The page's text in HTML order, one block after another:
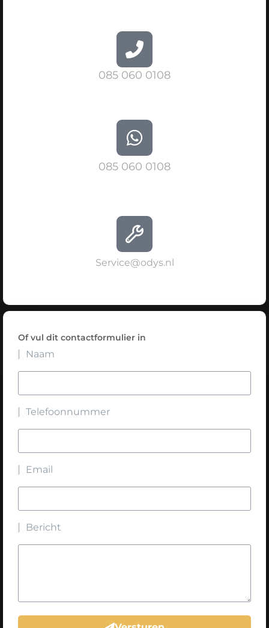
085 060 0108
085 060 0108
Service@odys.nl
Of vul dit contactformulier in
Naam
Telefoonnummer
Email
Bericht